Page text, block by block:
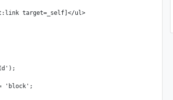
target=_self]</ul>
'block';